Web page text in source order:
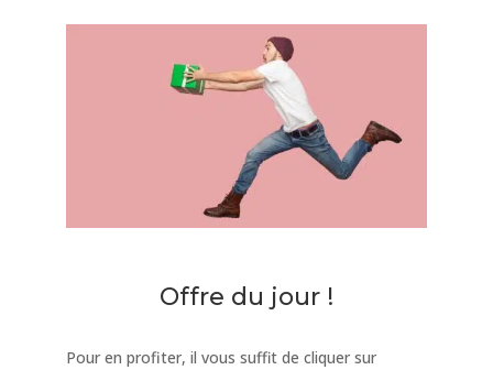
Offre du jour !
Pour en profiter, il vous suffit de cliquer sur